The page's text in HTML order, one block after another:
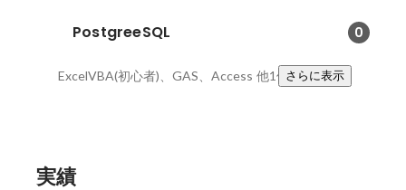
PostgreeSQL 0
ExcelVBA(初心者)、GAS、Access 他1件さらに表示
実績